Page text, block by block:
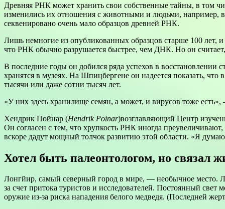
Древняя РНК может хранить свои собственные тайны, в том
изменились их отношения с животными и людьми, например,
секвенировано очень мало образцов древней РНК.
Лишь немногие из опубликованных образцов старше 100 лет,
что РНК обычно разрушается быстрее, чем ДНК. Но он считает,
В последние годы он добился ряда успехов в восстановлении
хранятся в музеях. На Шпицбергене он надеется показать,
тысячи или даже сотни тысяч лет.
«У них здесь хранилище семян, а может, и вирусов тоже
Хендрик Пойнар (Hendrik Poinar)возглавляющий Центр
Он согласен с тем, что хрупкость РНК иногда
вскоре дадут мощный толчок развитию этой области. «Я
Хотел быть палеонтологом, но связал
Лонгйир, самый северный город в мире, — необычное место.
за счет притока туристов и исследователей. Постоянный свет
оружие из-за риска нападения белого медведя. (Последней